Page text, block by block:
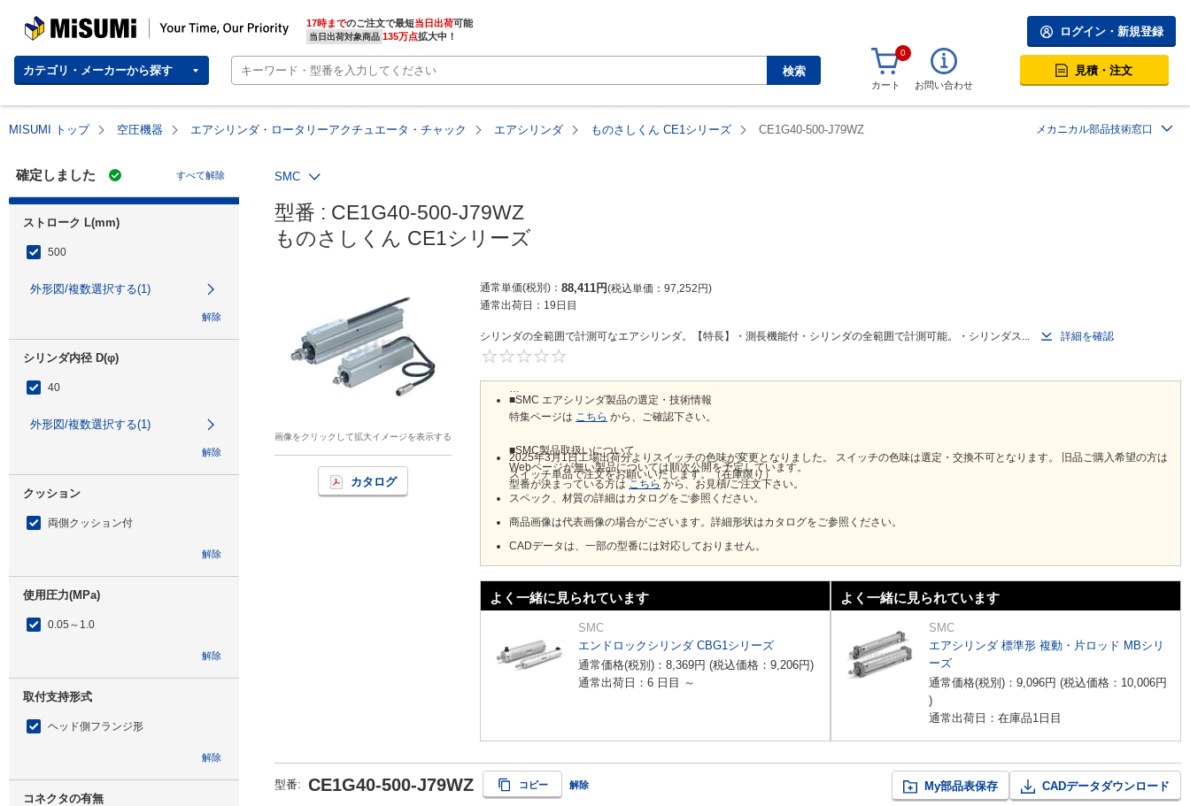
MISUMI | Your Time, Our Priority 17時までのご注文で最短当日出荷
当日出荷対象商品 135万点拡大中！
カテゴリ・メーカーから探す 検索
ログイン・新規登録
0
カート お問い合わせ
見積・注文
MISUMI トップ 空圧機器 エアシリンダ・ロータリーアクチュエータ・チャック エアシリンダ ものさしくん CE1シリーズ CE1G40-500-J79WZ メカニカル部品技術窓口
確定しました すべて解除
ストローク L(mm)
500
外形図/複数選択する(1)
解除
シリンダ内径 D(φ)
40
外形図/複数選択する(1)
解除
クッション
両側クッション付
解除
使用圧力(MPa)
0.05～1.0
解除
取付支持形式
ヘッド側フランジ形
解除
コネクタの有無
SMC
型番 : CE1G40-500-J79WZ
ものさしくん CE1シリーズ
画像をクリックして拡大イメージを表示する
カタログ
通常単価(税別) 88,411円 税込単価 97,252円
通常出荷日： 19日目
シリンダの全範囲で計測可なエアシリンダ。【特長】・測長機能付・シリンダの全範囲で計測可能。・シリンダス...
詳細を確認
■SMC エアシリンダ製品の選定・技術情報
特集ページは こちら から、ご確認下さい。
■SMC製品取扱いについて
Webページが無い製品については順次公開を予定しています。
型番が決まっている方は こちら から、お見積/ご注文下さい。
2025年3月1日工場出荷分よりスイッチの色味が変更となりました。 スイッチの色味は選定・交換不可となります。 旧品ご購入希望の方は
スイッチ単品で注文をお願いいたします。（在庫限り）
スペック、材質の詳細はカタログをご参照ください。
商品画像は代表画像の場合がございます。詳細形状はカタログをご参照ください。
CADデータは、一部の型番には対応しておりません。
よく一緒に見られています
SMC
エンドロックシリンダ CBG1シリーズ
通常価格(税別)： 8,369円 (税込価格： 9,206円)
通常出荷日：6 日目 ～
よく一緒に見られています
SMC
エアシリンダ 標準形 複動・片ロッド MBシリ
ーズ
通常価格(税別)： 9,096円 (税込価格： 10,006円
)
通常出荷日：在庫品1日目
型番: CE1G40-500-J79WZ コピー 解除 My部品表保存 CADデータダウンロード